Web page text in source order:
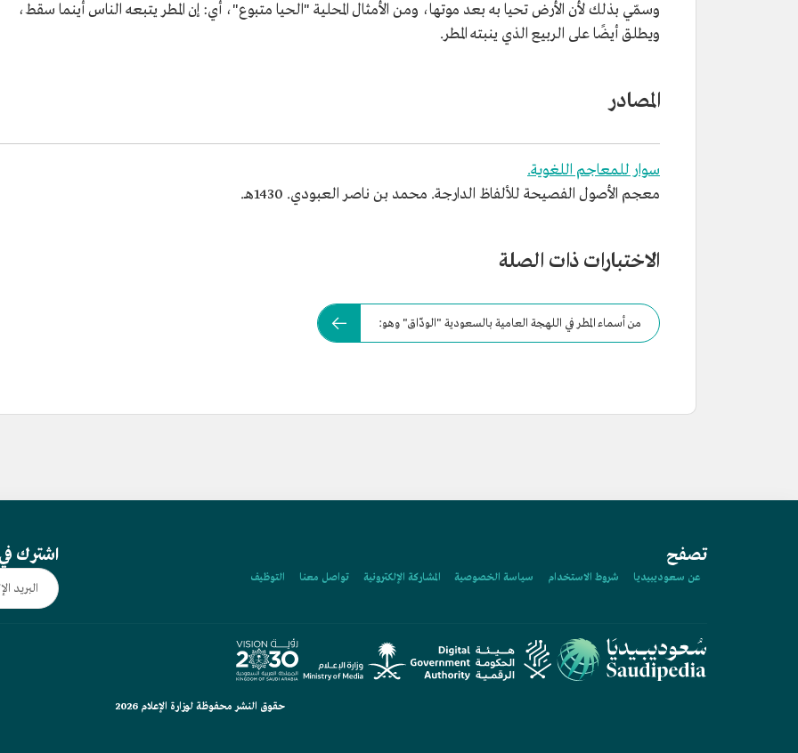
وسمّي بذلك لأن الأرض تحيا به بعد موتها، ومن الأمثال المحلية "الحيا متبوع"، أي: إن المطر يتبعه الناس أينما سقط،
ويطلق أيضًا على الربيع الذي ينبته المطر.
المصادر
سوار للمعاجم اللغوية.
معجم الأصول الفصيحة للألفاظ الدارجة. محمد بن ناصر العبودي. 1430هـ.
الاختبارات ذات الصلة
من أسماء المطر في اللهجة العامية بالسعودية "الودّاق" وهو:
تصفح
عن سعوديبيديا شروط الاستخدام سياسة الخصوصية المشاركة الإلكترونية تواصل معنا التوظيف
اشترك
حقوق النشر محفوظة لوزارة الإعلام 2026